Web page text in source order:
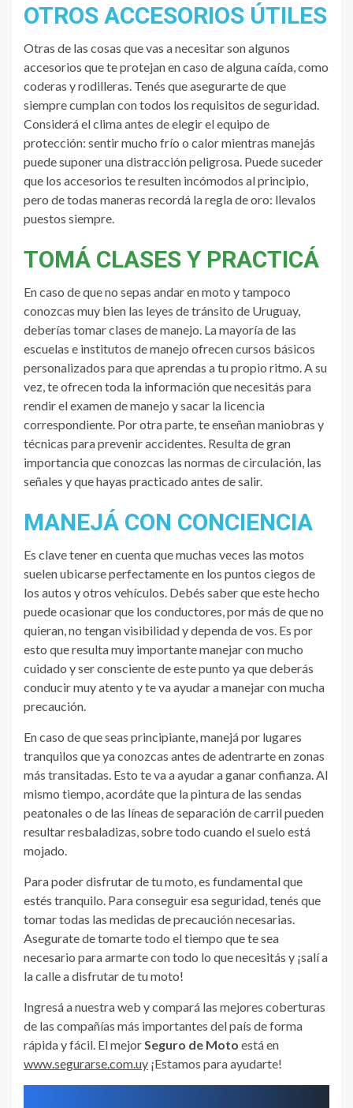
OTROS ACCESORIOS ÚTILES
Otras de las cosas que vas a necesitar son algunos
accesorios que te protejan en caso de alguna caída, como
coderas y rodilleras. Tenés que asegurarte de que
siempre cumplan con todos los requisitos de seguridad.
Considerá el clima antes de elegir el equipo de
protección: sentir mucho frío o calor mientras manejás
puede suponer una distracción peligrosa. Puede suceder
que los accesorios te resulten incómodos al principio,
pero de todas maneras recordá la regla de oro: llevalos
puestos siempre.
TOMÁ CLASES Y PRACTICÁ
En caso de que no sepas andar en moto y tampoco
conozcas muy bien las leyes de tránsito de Uruguay,
deberías tomar clases de manejo. La mayoría de las
escuelas e institutos de manejo ofrecen cursos básicos
personalizados para que aprendas a tu propio ritmo. A su
vez, te ofrecen toda la información que necesitás para
rendir el examen de manejo y sacar la licencia
correspondiente. Por otra parte, te enseñan maniobras y
técnicas para prevenir accidentes. Resulta de gran
importancia que conozcas las normas de circulación, las
señales y que hayas practicado antes de salir.
MANEJÁ CON CONCIENCIA
Es clave tener en cuenta que muchas veces las motos
suelen ubicarse perfectamente en los puntos ciegos de
los autos y otros vehículos. Debés saber que este hecho
puede ocasionar que los conductores, por más de que no
quieran, no tengan visibilidad y dependa de vos. Es por
esto que resulta muy importante manejar con mucho
cuidado y ser consciente de este punto ya que deberás
conducir muy atento y te va ayudar a manejar con mucha
precaución.
En caso de que seas principiante, manejá por lugares
tranquilos que ya conozcas antes de adentrarte en zonas
más transitadas. Esto te va a ayudar a ganar confianza. Al
mismo tiempo, acordáte que la pintura de las sendas
peatonales o de las líneas de separación de carril pueden
resultar resbaladizas, sobre todo cuando el suelo está
mojado.
Para poder disfrutar de tu moto, es fundamental que
estés tranquilo. Para conseguir esa seguridad, tenés que
tomar todas las medidas de precaución necesarias.
Asegurate de tomarte todo el tiempo que te sea
necesario para armarte con todo lo que necesitás y ¡salí a
la calle a disfrutar de tu moto!
Ingresá a nuestra web y compará las mejores coberturas
de las compañías más importantes del país de forma
rápida y fácil. El mejorSeguro de Moto está en
www.segurarse.com.uy ¡Estamos para ayudarte!